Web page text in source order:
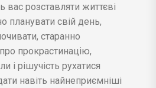
вас розставляти життєві
планувати свій день,
старанно
прокрастинацію,
і рішучість рухатися
навіть найнеприємніші